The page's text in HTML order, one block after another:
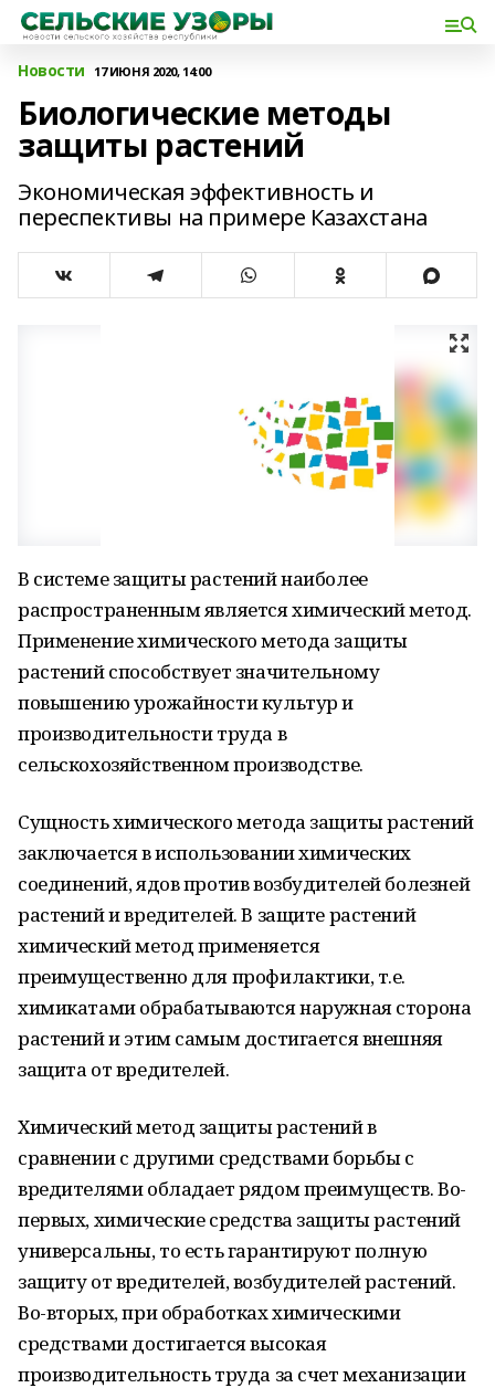
Новости 17 ИЮНЯ 2020, 14:00
Биологические методы
защиты растений
Экономическая эффективность и
переспективы на примере Казахстана
В системе защиты растений наиболее
распространенным является химический метод.
Применение химического метода защиты
растений способствует значительному
повышению урожайности культур и
производительности труда в
сельскохозяйственном производстве.
Сущность химического метода защиты растений
заключается в использовании химических
соединений, ядов против возбудителей болезней
растений и вредителей. В защите растений
химический метод применяется
преимущественно для профилактики, т.е.
химикатами обрабатываются наружная сторона
растений и этим самым достигается внешняя
защита от вредителей.
Химический метод защиты растений в
сравнении с другими средствами борьбы с
вредителями обладает рядом преимуществ. Во-
первых, химические средства защиты растений
универсальны, то есть гарантируют полную
защиту от вредителей, возбудителей растений.
Во-вторых, при обработках химическими
средствами достигается высокая
производительность труда за счет механизации